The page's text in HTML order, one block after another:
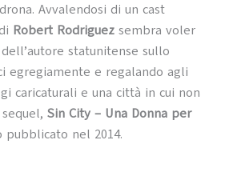
Avvalendosi di un cast
Robert Rodriguezsembra voler
statunitense sullo
egregiamente e regalando agli
caricaturali e una città in cui non
Sin City – Una Donna per
pubblicato nel 2014.